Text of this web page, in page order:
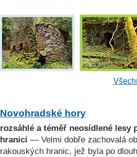
Novohradské hory
rozsáhlé a téměř neosídlené lesy
hranici — Velmi dobře zachovalá
rakouských hranic, jež byla po